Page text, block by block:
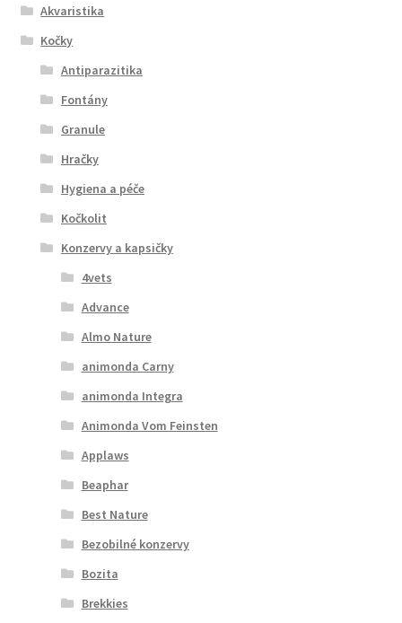
Akvaristika
Kočky
Antiparazitika
Fontány
Granule
Hračky
Hygiena a péče
Kočkolit
Konzervy a kapsičky
4vets
Advance
Almo Nature
animonda Carny
animonda Integra
Animonda Vom Feinsten
Applaws
Beaphar
Best Nature
Bezobilné konzervy
Bozita
Brekkies